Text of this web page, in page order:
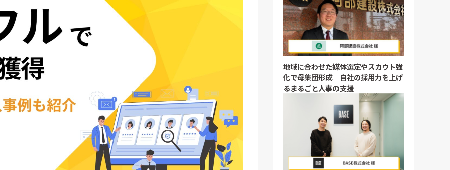
地域に合わせた媒体選定やスカウト強
化で母集団形成｜自社の採用力を上げ
るまるごと人事の支援